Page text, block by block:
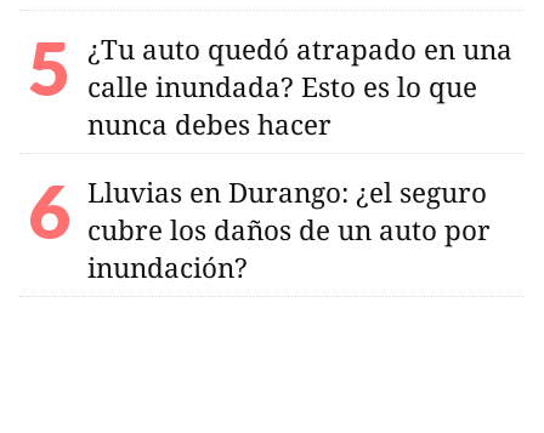
¿Tu auto quedó atrapado en una
calle inundada? Esto es lo que
nunca debes hacer
Lluvias en Durango: ¿el seguro
cubre los daños de un auto por
inundación?